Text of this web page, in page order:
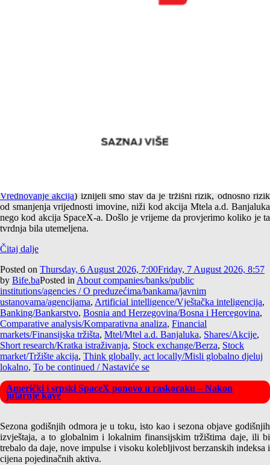
Empirijska potvrda različitog tržišnog rizika akcija Mtela a.d.
Vrednovanje akcija) iznijeli smo stav da je tržišni rizik, odnosno rizik
od smanjenja vrijednosti imovine, niži kod akcija Mtela a.d. Banjaluka
nego kod akcija SpaceX-a. Došlo je vrijeme da provjerimo koliko je ta
tvrdnja bila utemeljena.
Čitaj dalje
Posted on Thursday, 6 August 2026, 7:00Friday, 7 August 2026, 8:57
by Bife.baPosted in About companies/banks/public
institutions/agencies / O preduzećima/bankama/javnim
ustanovama/agencijama, Artificial intelligence/Vještačka inteligencija,
Banking/Bankarstvo, Bosnia and Herzegovina/Bosna i Hercegovina,
Comparative analysis/Komparativna analiza, Financial
markets/Finansijska tržišta, Mtel/Mtel a.d. Banjaluka, Shares/Akcije,
Short research/Kratka istraživanja, Stock exchange/Berza, Stock
market/Tržište akcija, Think globally, act locally/Misli globalno djeluj
lokalno, To be continued / Nastaviće se
Američki i srpski SpaceX ponovo u raskoraku – Nakon
jutarnje kave
Sezona godišnjih odmora je u toku, isto kao i sezona objave godišnjih
izvještaja, a to globalnim i lokalnim finansijskim tržištima daje, ili bi
trebalo da daje, nove impulse i visoku kolebljivost berzanskih indeksa i
cijena pojedinačnih aktiva.